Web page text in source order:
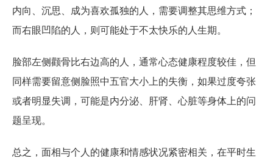
内向、沉思、成为喜欢孤独的人，需要调整其思维方式；
而右眼凹陷的人，则可能处于不太快乐的人生期。
脸部左侧颧骨比右边高的人，通常心态健康程度较佳，但
同样需要留意侧脸照中五官大小上的失衡，如果过度夸张
或者明显失调，可能是内分泌、肝肾、心脏等身体上的问
题呈现。
总之，面相与个人的健康和情感状况紧密相关，在平时生